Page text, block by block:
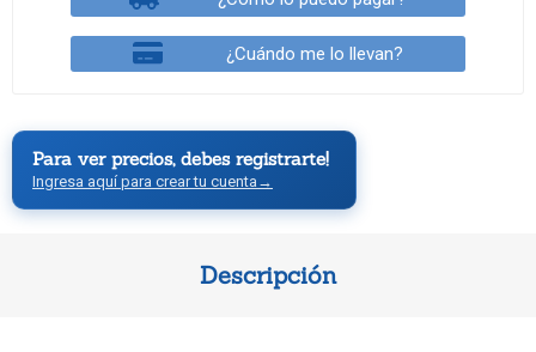
¿Cuándo me lo llevan?
Para ver precios, debes registrarte!
Ingresa aquí para crear tu cuenta →
Descripción